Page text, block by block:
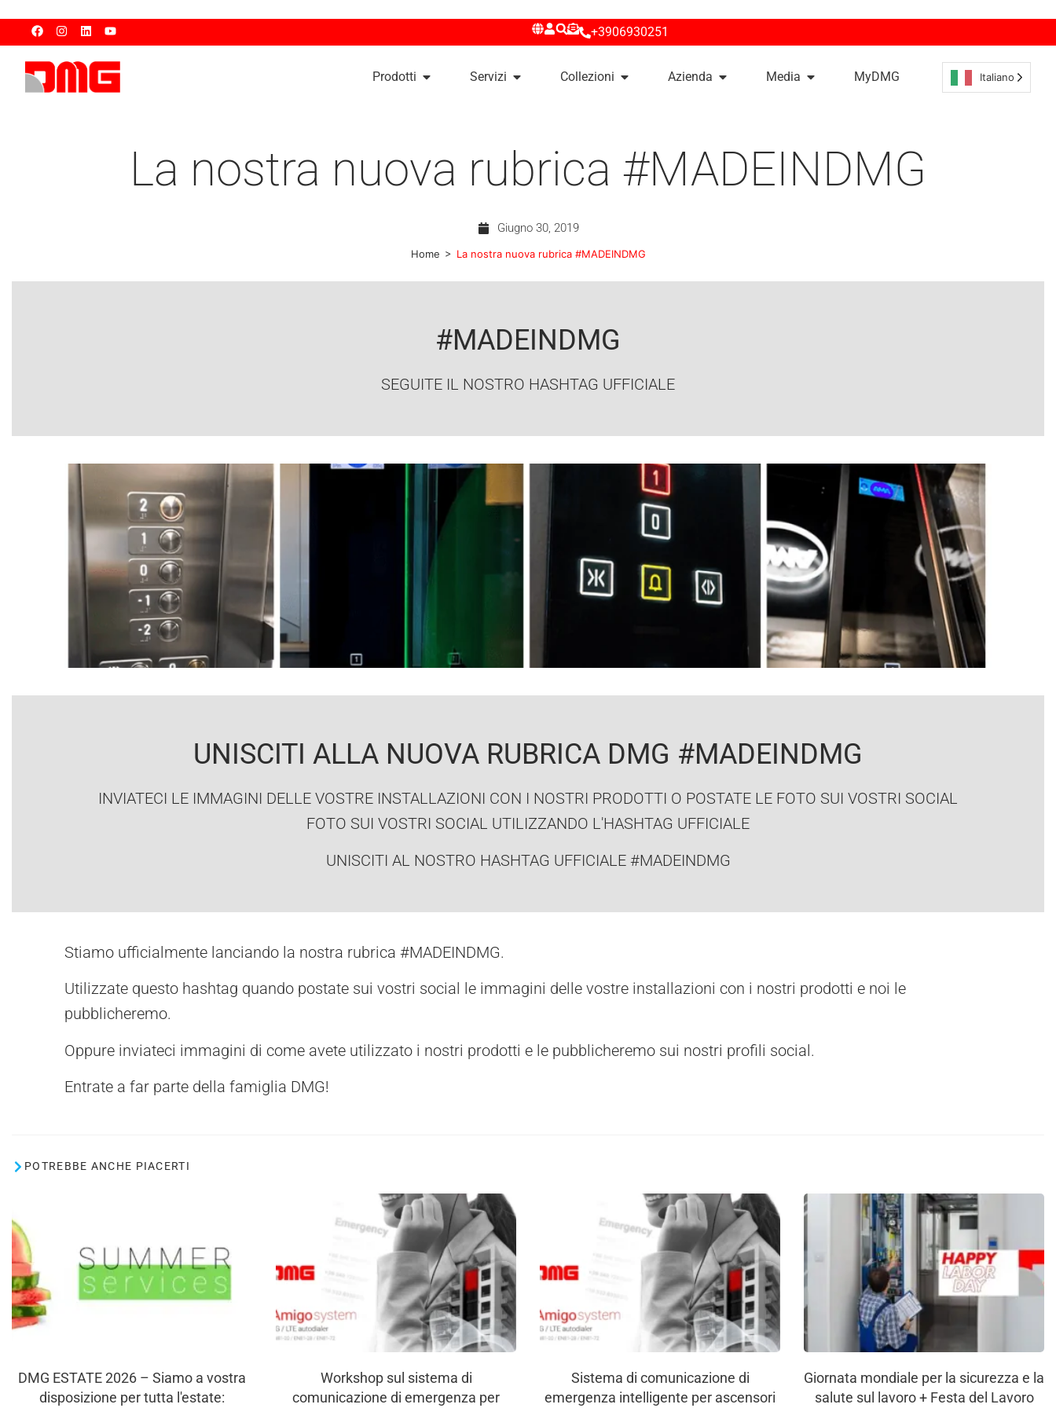
+3906930251
Prodotti Servizi Collezioni Azienda Media MyDMG Italiano
La nostra nuova rubrica #MADEINDMG
Giugno 30, 2019
Home > La nostra nuova rubrica #MADEINDMG
#MADEINDMG
SEGUITE IL NOSTRO HASHTAG UFFICIALE
UNISCITI ALLA NUOVA RUBRICA DMG #MADEINDMG
INVIATECI LE IMMAGINI DELLE VOSTRE INSTALLAZIONI CON I NOSTRI PRODOTTI O POSTATE LE FOTO SUI VOSTRI SOCIAL
FOTO SUI VOSTRI SOCIAL UTILIZZANDO L'HASHTAG UFFICIALE
UNISCITI AL NOSTRO HASHTAG UFFICIALE #MADEINDMG
Stiamo ufficialmente lanciando la nostra rubrica #MADEINDMG.
Utilizzate questo hashtag quando postate sui vostri social le immagini delle vostre installazioni con i nostri prodotti e noi le
pubblicheremo.
Oppure inviateci immagini di come avete utilizzato i nostri prodotti e le pubblicheremo sui nostri profili social.
Entrate a far parte della famiglia DMG!
POTREBBE ANCHE PIACERTI
DMG ESTATE 2026 – Siamo a vostra
disposizione per tutta l'estate:
Workshop sul sistema di
comunicazione di emergenza per
Sistema di comunicazione di
emergenza intelligente per ascensori
Giornata mondiale per la sicurezza e la
salute sul lavoro + Festa del Lavoro